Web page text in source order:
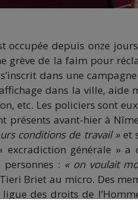
occupée depuis onze
grève de la faim pour
dans une
dans la ville, aide
etc. Les policiers sont
présents avant-hier à
conditions de travail »et
excradiction générale » a
: « on voulait
Briet au micro. Des
des droits de
sur les conditions